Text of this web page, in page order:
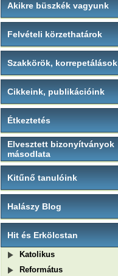
Akikre büszkék vagyunk
Felvételi körzethatárok
Szakkörök, korrepetálások
Cikkeink, publikációink
Étkeztetés
Elvesztett bizonyítványok
másodlata
Kitűnő tanulóink
Halászy Blog
Hit és Erkölcstan
Katolikus
Református